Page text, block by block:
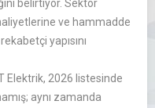
belirtiyor. Sektör
ve hammadde
yapısını
Elektrik, 2026 listesinde
aynı zamanda